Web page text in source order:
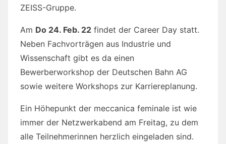
ZEISS-Gruppe.
Am Do 24. Feb. 22 findet der Career Day statt.
Neben Fachvorträgen aus Industrie und
Wissenschaft gibt es da einen
Bewerberworkshop der Deutschen Bahn AG
sowie weitere Workshops zur Karriereplanung.
Ein Höhepunkt der meccanica feminale ist wie
immer der Netzwerkabend am Freitag, zu dem
alle Teilnehmerinnen herzlich eingeladen sind.